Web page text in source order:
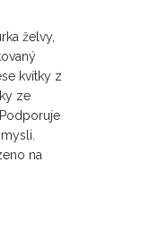
želvy,
kvítky z
ze
na